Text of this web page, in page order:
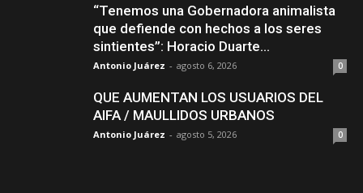
“Tenemos una Gobernadora animalista
que defiende con hechos a los seres
sintientes”: Horacio Duarte...
Antonio Juárez - agosto 6, 2026 0
QUE AUMENTAN LOS USUARIOS DEL
AIFA / MAULLIDOS URBANOS
Antonio Juárez - agosto 5, 2026 0